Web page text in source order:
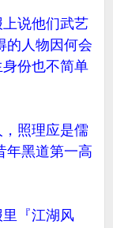
说他们武艺
的人物因何会
份也不简单
，照理应是儒
年黑道第一高
『江湖风